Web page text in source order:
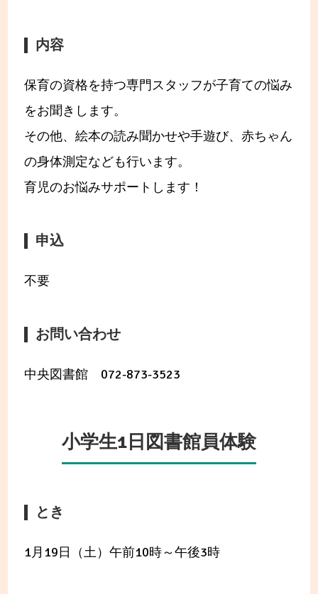
内容
保育の資格を持つ専門スタッフが子育ての悩み
をお聞きします。
その他、絵本の読み聞かせや手遊び、赤ちゃん
の身体測定なども行います。
育児のお悩みサポートします！
申込
不要
お問い合わせ
中央図書館 072-873-3523
小学生1日図書館員体験
とき
1月19日（土）午前10時～午後3時